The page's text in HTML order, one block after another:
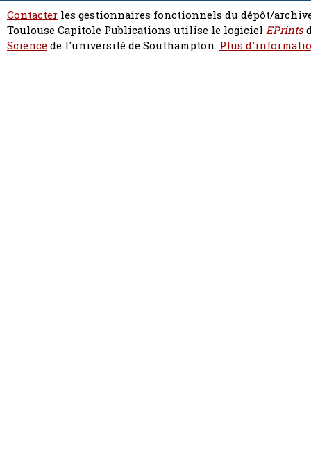
Contacter les gestionnaires fonctionnels du dépôt/
Toulouse Capitole Publications utilise le logiciel EPrints
Sciencede l'université de Southampton. Plus